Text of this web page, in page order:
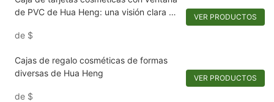
de PVC de Hua Heng: una visión clara de
de $
VER PRODUCTOS
Cajas de regalo cosméticas de formas
diversas de Hua Heng
de $
VER PRODUCTOS